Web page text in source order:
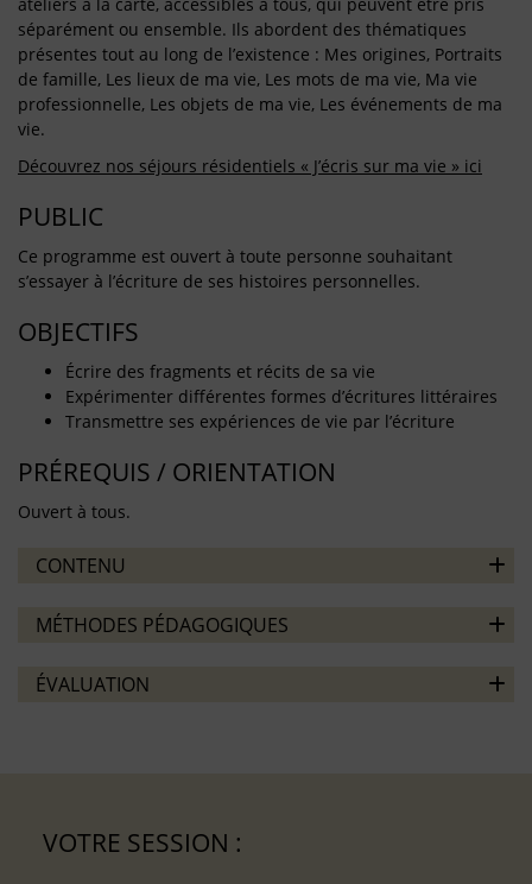
séparément ou ensemble. Ils abordent des thématiques
présentes tout au long de l’existence : Mes origines, Portraits
de famille, Les lieux de ma vie, Les mots de ma vie, Ma vie
professionnelle, Les objets de ma vie, Les événements de ma
vie.
Découvrez nos séjours résidentiels « J’écris sur ma vie » ici
PUBLIC
Ce programme est ouvert à toute personne souhaitant
s’essayer à l’écriture de ses histoires personnelles.
OBJECTIFS
Écrire des fragments et récits de sa vie
Expérimenter différentes formes d’écritures littéraires
Transmettre ses expériences de vie par l’écriture
PRÉREQUIS / ORIENTATION
Ouvert à tous.
CONTENU
MÉTHODES PÉDAGOGIQUES
ÉVALUATION
VOTRE SESSION :